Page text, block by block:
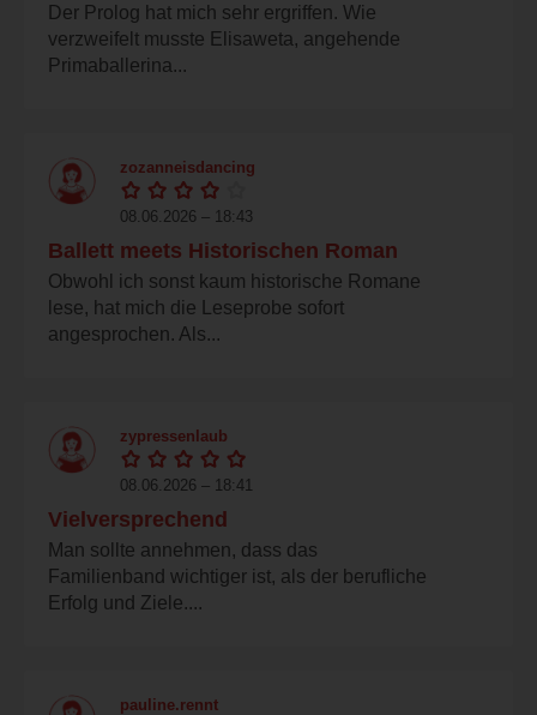
Der Prolog hat mich sehr ergriffen. Wie
verzweifelt musste Elisaweta, angehende
Primaballerina...
zozanneisdancing
08.06.2026 – 18:43
Ballett meets Historischen Roman
Obwohl ich sonst kaum historische Romane
lese, hat mich die Leseprobe sofort
angesprochen. Als...
zypressenlaub
08.06.2026 – 18:41
Vielversprechend
Man sollte annehmen, dass das
Familienband wichtiger ist, als der berufliche
Erfolg und Ziele....
pauline.rennt